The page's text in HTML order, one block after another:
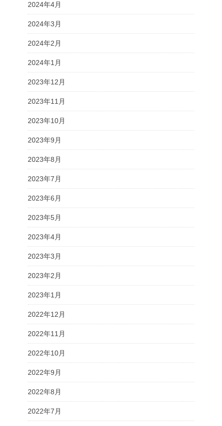
2024年4月
2024年3月
2024年2月
2024年1月
2023年12月
2023年11月
2023年10月
2023年9月
2023年8月
2023年7月
2023年6月
2023年5月
2023年4月
2023年3月
2023年2月
2023年1月
2022年12月
2022年11月
2022年10月
2022年9月
2022年8月
2022年7月